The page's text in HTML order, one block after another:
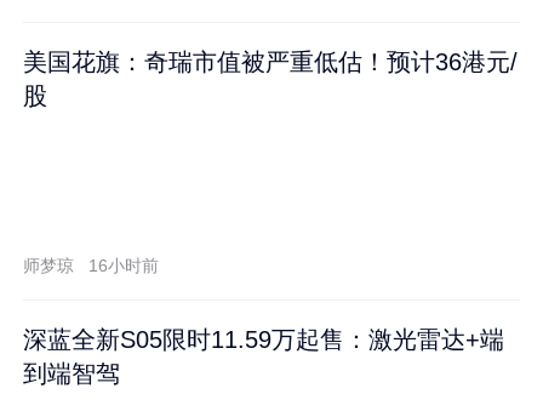
美国花旗：奇瑞市值被严重低估！预计36港元/
股
师梦琼 16小时前
深蓝全新S05限时11.59万起售：激光雷达+端
到端智驾